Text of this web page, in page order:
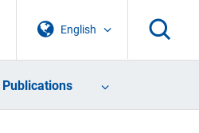
English
Publications